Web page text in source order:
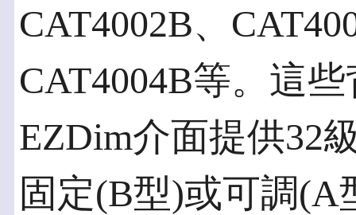
CAT4002B、
CAT4004B等。這
EZDim介面提供32
固定(B型)或可調(A